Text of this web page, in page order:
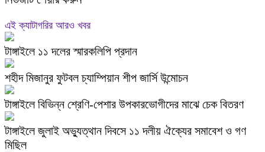
এই ক্যাটাগরির আরও খবর
টাঙ্গাইলে ১১ দলের স্মারকলিপি প্রদান
শহীদ মিজানুর ফুটবল চ্যাম্পিয়ান শীপ জার্সি উন্মোচন
টাঙ্গাইলে বিভিন্ন শ্রেণি-পেশার উপকারভোগীদের মাঝে চেক বিতরণ
টাঙ্গাইলে জুলাই অভ্যুত্থান দিবসে ১১ দলীয় ঐক্যের সমাবেশ ও গণ
মিছিল